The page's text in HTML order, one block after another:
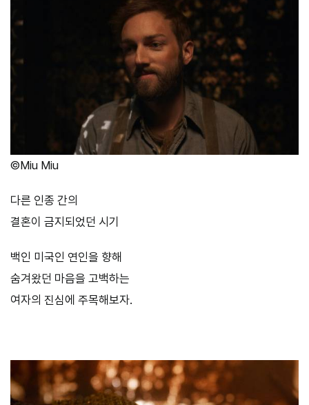
©Miu Miu
다른 인종 간의
결혼이 금지되었던 시기
백인 미국인 연인을 향해
숨겨왔던 마음을 고백하는
여자의 진심에 주목해보자.